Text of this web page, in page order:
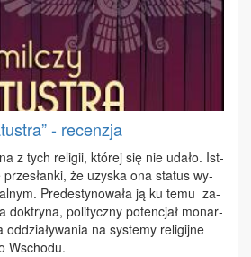
- recenzja
z tych re­li­gii, któ­rej się nie uda­ło. Ist­
prze­słan­ki, że uzy­ska ona sta­tus wy­
Pre­de­sty­no­wa­ła ją ku te­mu za­
dok­try­na, po­li­tycz­ny po­ten­cjał mo­nar­
na sys­te­my re­li­gij­ne
Wscho­du.